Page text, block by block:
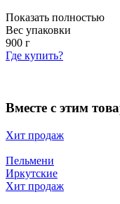
Показать полностью
Вес упаковки
900 г
Где купить?
Вместе с этим
Хит продаж
Пельмени
Иркутские
Хит продаж